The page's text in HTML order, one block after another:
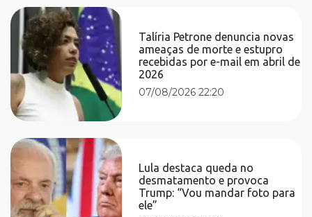
Talíria Petrone denuncia novas
ameaças de morte e estupro
recebidas por e-mail em abril de
2026
07/08/2026 22:20
Lula destaca queda no
desmatamento e provoca
Trump: “Vou mandar foto para
ele”